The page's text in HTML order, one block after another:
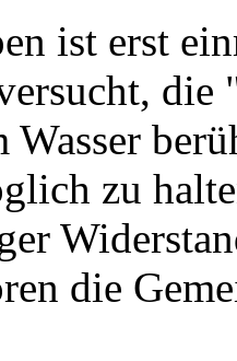
ist erst
die
zu
die